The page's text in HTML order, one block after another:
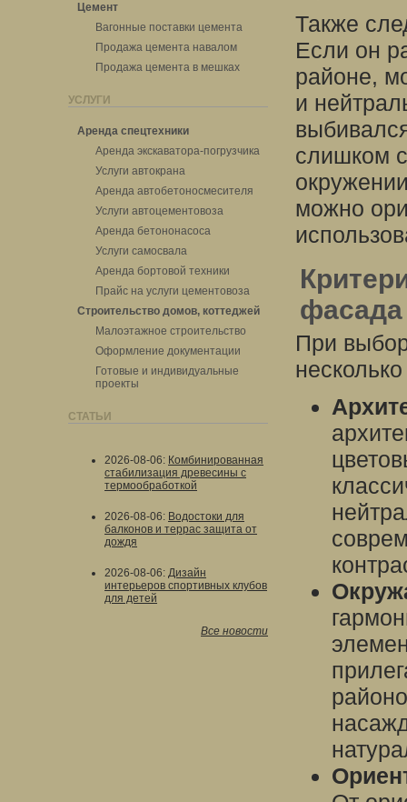
Цемент
Вагонные поставки цемента
Продажа цемента навалом
Продажа цемента в мешках
УСЛУГИ
Аренда спецтехники
Аренда экскаватора-погрузчика
Услуги автокрана
Аренда автобетоносмесителя
Услуги автоцементовоза
Аренда бетононасоса
Услуги самосвала
Аренда бортовой техники
Прайс на услуги цементовоза
Строительство домов, коттеджей
Малоэтажное строительство
Оформление документации
Готовые и индивидуальные
проекты
СТАТЬИ
2026-08-06: Комбинированная
стабилизация древесины с
термообработкой
2026-08-06: Водостоки для
балконов и террас защита от
дождя
2026-08-06: Дизайн
интерьеров спортивных клубов
для детей
Все новости
Также
Если он
районе,
и
слишком
можно
фасада
При